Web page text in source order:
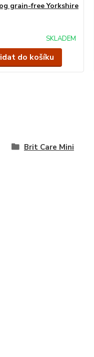
grain-free Yorkshire
SKLADEM
do košíku
Brit Care Mini